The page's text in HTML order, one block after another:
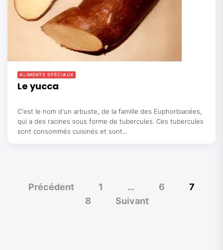
ALIMENTS SPÉCIAUX
Le yucca
C'est le nom d'un arbuste, de la famille des Euphorbiacées,
qui a des racines sous forme de tubercules. Ces tubercules
sont consommés cuisinés et sont...
Pagination
Précédent 1 … 6
7
8
Suivant